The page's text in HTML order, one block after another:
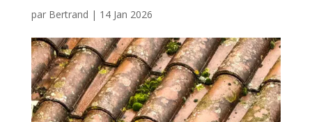
par Bertrand | 14 Jan 2026